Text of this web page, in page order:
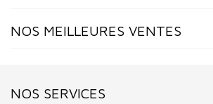
NOS MEILLEURES VENTES
NOS SERVICES